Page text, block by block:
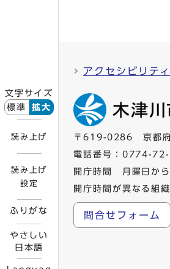
文字サイズ
標準
拡大
読み上げ
読み上げ
設定
ふりがな
やさしい
日本語
アクセシビリテ
〒619-0286 京都府
電話番号： 0774-72-
開庁時間 月曜日か
開庁時間が異なる組
問合せフォーム